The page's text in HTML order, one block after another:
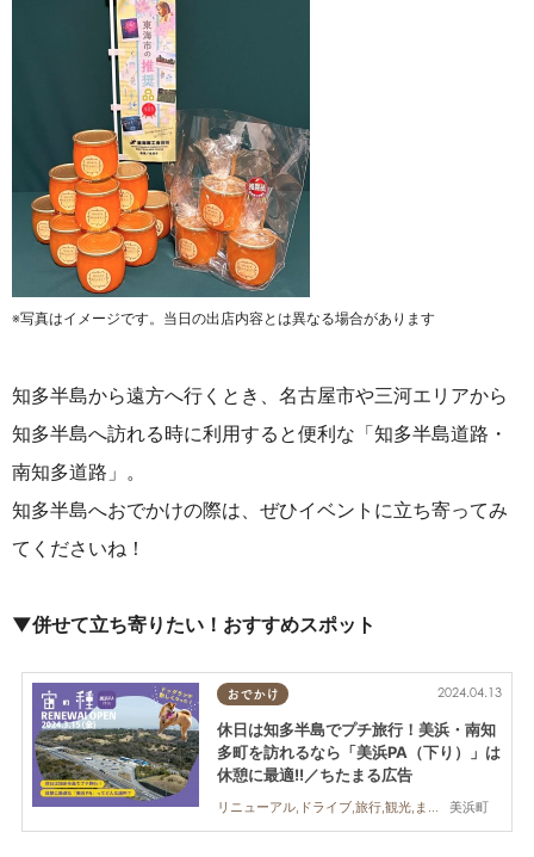
※写真はイメージです。当日の出店内容とは異なる場合があります
知多半島から遠方へ行くとき、名古屋市や三河エリアから
知多半島へ訪れる時に利用すると便利な「知多半島道路・
南知多道路」。
知多半島へおでかけの際は、ぜひイベントに立ち寄ってみ
てくださいね！
▼併せて立ち寄りたい！おすすめスポット
おでかけ
美浜町
2024.04.13
休日は知多半島でプチ旅行！美浜・南知
多町を訪れるなら「美浜PA（下り）」は
休憩に最適!!／ちたまる広告
リニューアル,ドライブ,旅行,観光,まちネタ,ちたまる広告